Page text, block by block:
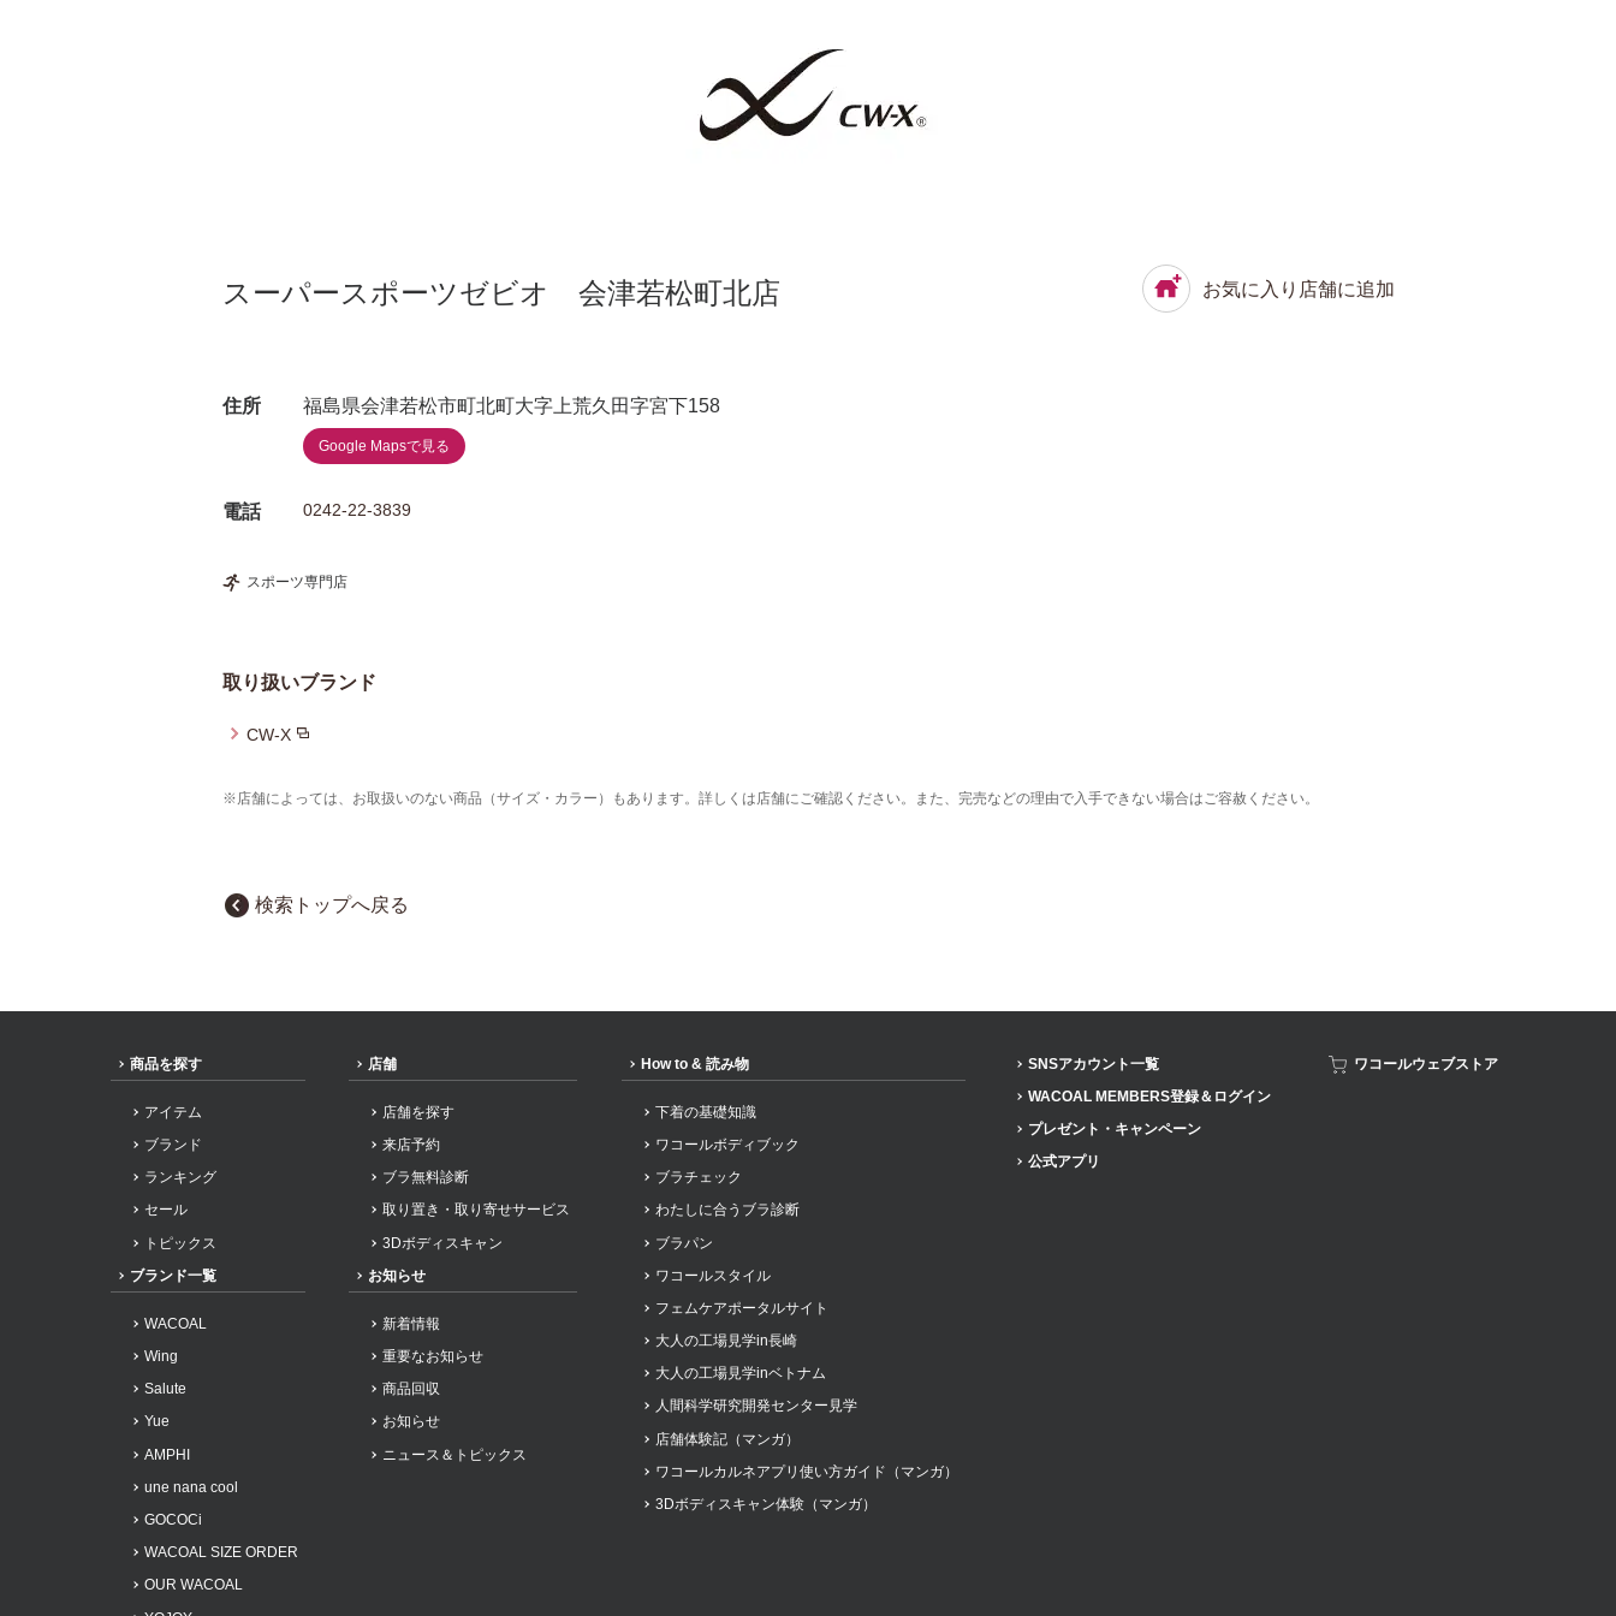
スーパースポーツゼビオ 会津若松町北店 お気に入り店舗に追加
住所 福島県会津若松市町北町大字上荒久田字宮下158
Google Mapsで見る
電話 0242-22-3839
スポーツ専門店
取り扱いブランド
CW-X
※店舗によっては、お取扱いのない商品（サイズ・カラー）もあります。詳しくは店舗にご確認ください。また、完売などの理由で入手できない場合はご容赦ください。
検索トップへ戻る
商品を探す
アイテム
ブランド
ランキング
セール
トピックス
ブランド一覧
WACOAL
Wing
Salute
Yue
AMPHI
une nana cool
GOCOCi
WACOAL SIZE ORDER
OUR WACOAL
店舗
店舗を探す
来店予約
ブラ無料診断
取り置き・取り寄せサービス
3Dボディスキャン
お知らせ
新着情報
重要なお知らせ
商品回収
お知らせ
ニュース＆トピックス
How to & 読み物
下着の基礎知識
ワコールボディブック
ブラチェック
わたしに合うブラ診断
ブラパン
ワコールスタイル
フェムケアポータルサイト
大人の工場見学in長崎
大人の工場見学inベトナム
人間科学研究開発センター見学
店舗体験記（マンガ）
ワコールカルネアプリ使い方ガイド（マンガ）
3Dボディスキャン体験（マンガ）
SNSアカウント一覧
WACOAL MEMBERS登録＆ログイン
プレゼント・キャンペーン
公式アプリ
ワコールウェブストア